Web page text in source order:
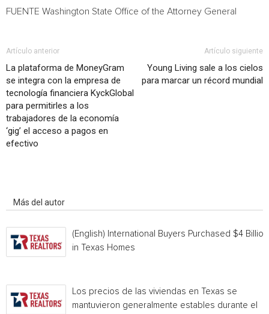
FUENTE Washington State Office of the Attorney General
Artículo anterior
La plataforma de MoneyGram
se integra con la empresa de
tecnología financiera KyckGlobal
para permitirles a los
trabajadores de la economía
‘gig’ el acceso a pagos en
efectivo
Artículo siguiente
Young Living sale a los cielos
para marcar un récord mundial
Más del autor
(English) International Buyers Purchased $4 Billion
in Texas Homes
Los precios de las viviendas en Texas se
mantuvieron generalmente estables durante el